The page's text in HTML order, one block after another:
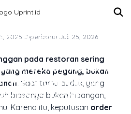
& INSPIRASI CETAK
Restoran Sering
Bukan Rasa: Ini
Menu Lembaran
yang Tepat
2025 Diperbarui Juli 25, 2026
pada restoran sering
mereka pegang, bukan
Saat tamu duduk, yang
biasanya bukan hidangan,
Karena itu, keputusan order